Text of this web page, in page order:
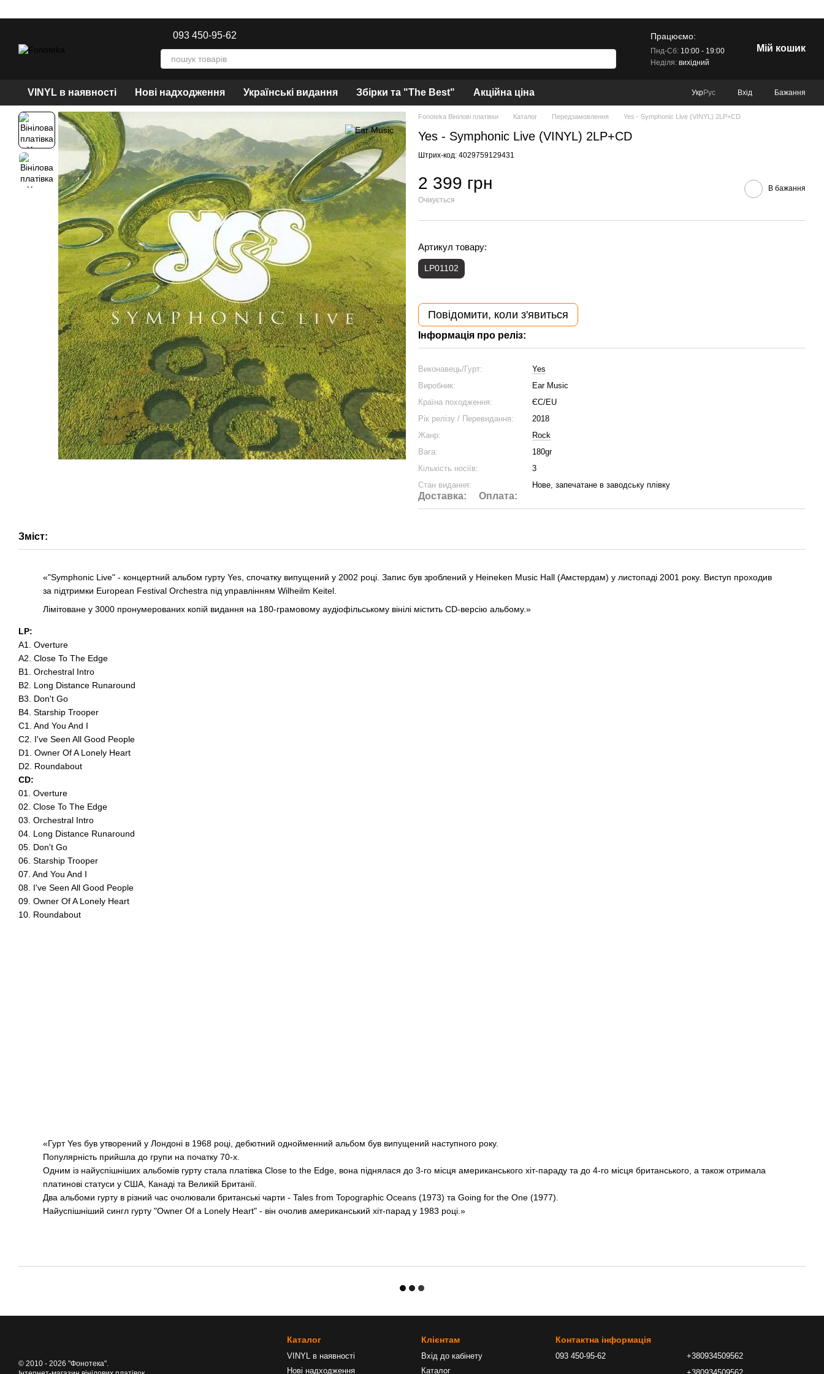
093 450-95-62 Працюємо:
Пнд-Сб:10:00 - 19:00
Неділя:вихідний
Мій кошик
VINYL в наявності Нові надходження Українські видання Збірки та "The Best" Акційна ціна УкрРус Вхід Бажання
Fonoteka Вінілові платівки Каталог Передзамовлення Yes - Symphonic Live (VINYL) 2LP+CD
Yes - Symphonic Live (VINYL) 2LP+CD
Штрих-код: 4029759129431
2 399 грн
Очікується
В бажання
Артикул товару:
LP01102
Повідомити, коли з'явиться
Інформація про реліз:
Виконавець/Гурт:
Yes
Виробник:
Ear Music
Країна походження:
ЄС/EU
Рік релізу / Перевидання:
2018
Жанр:
Rock
Вага:
180gr
Кількість носіїв:
3
Стан видання:
Нове, запечатане в заводську плівку
Доставка: Оплата:
Зміст:
«"Symphonic Live" - ​​концертний альбом гурту Yes, спочатку випущений у 2002 році. Запис був зроблений у Heineken Music Hall (Амстердам) у листопаді 2001 року. Виступ проходив
за підтримки European Festival Orchestra під управлінням Wilheilm Keitel.
Лімітоване у 3000 пронумерованих копій видання на 180-грамовому аудіофільському вінілі містить CD-версію альбому.»
LP:
A1. Overture
A2. Close To The Edge
B1. Orchestral Intro
B2. Long Distance Runaround
B3. Don't Go
B4. Starship Trooper
C1. And You And I
C2. I've Seen All Good People
D1. Owner Of A Lonely Heart
D2. Roundabout
CD:
01. Overture
02. Close To The Edge
03. Orchestral Intro
04. Long Distance Runaround
05. Don't Go
06. Starship Trooper
07. And You And I
08. I've Seen All Good People
09. Owner Of A Lonely Heart
10. Roundabout
«Гурт Yes був утворений у Лондоні в 1968 році, дебютний однойменний альбом був випущений наступного року.
Популярність прийшла до групи на початку 70-х.
Одним із найуспішніших альбомів гурту стала платівка Close to the Edge, вона піднялася до 3-го місця американського хіт-параду та до 4-го місця британського, а також отримала
платинові статуси у США, Канаді та Великій Британії.
Два альбоми гурту в різний час очолювали британські чарти - Tales from Topographic Oceans (1973) та Going for the One (1977).
Найуспішніший сингл гурту "Owner Of a Lonely Heart" - він очолив американський хіт-парад у 1983 році.»
© 2010 - 2026 "Фонотека".
Каталог
VINYL в наявності
Нові надходження
Клієнтам
Вхід до кабінету
Каталог
Контактна інформація
093 450-95-62
+380934509562